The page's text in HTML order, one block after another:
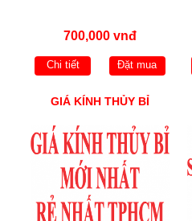
700,000 vnđ
Chi tiết Đặt mua
GIÁ KÍNH THỦY BỈ